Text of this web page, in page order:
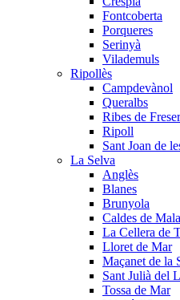
Fontcoberta
Porqueres
Serinyà
Vilademuls
Ripollès
Campdevànol
Queralbs
Ribes de Freser
Ripoll
Sant Joan de
La Selva
Anglès
Blanes
Brunyola
Caldes de
La Cellera de
Lloret de Mar
Maçanet de la
Sant Julià del
Tossa de Mar